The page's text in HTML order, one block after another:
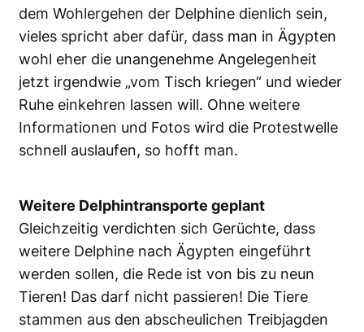
dem Wohlergehen der Delphine dienlich sein,
vieles spricht aber dafür, dass man in Ägypten
wohl eher die unangenehme Angelegenheit
jetzt irgendwie „vom Tisch kriegen“ und wieder
Ruhe einkehren lassen will. Ohne weitere
Informationen und Fotos wird die Protestwelle
schnell auslaufen, so hofft man.
Weitere Delphintransporte geplant
Gleichzeitig verdichten sich Gerüchte, dass
weitere Delphine nach Ägypten eingeführt
werden sollen, die Rede ist von bis zu neun
Tieren! Das darf nicht passieren! Die Tiere
stammen aus den abscheulichen Treibjagden